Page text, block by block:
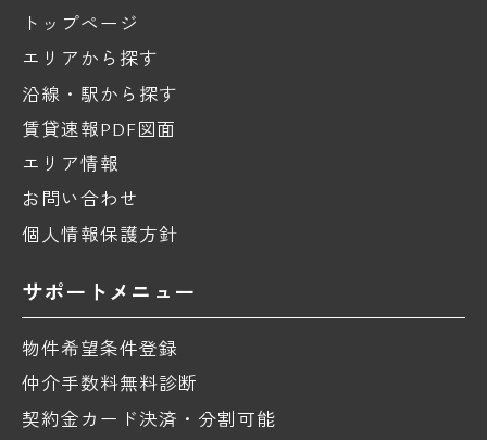
トップページ
エリアから探す
沿線・駅から探す
賃貸速報PDF図面
エリア情報
お問い合わせ
個人情報保護方針
サポートメニュー
物件希望条件登録
仲介手数料無料診断
契約金カード決済・分割可能